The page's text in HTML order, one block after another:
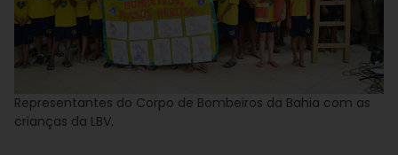
Representantes do Corpo de Bombeiros da Bahia com as
crianças da LBV.